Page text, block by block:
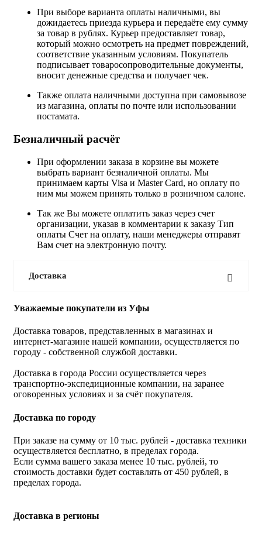
При выборе варианта оплаты наличными, вы
дожидаетесь приезда курьера и передаёте ему сумму
за товар в рублях. Курьер предоставляет товар,
который можно осмотреть на предмет повреждений,
соответствие указанным условиям. Покупатель
подписывает товаросопроводительные документы,
вносит денежные средства и получает чек.
Также оплата наличными доступна при самовывозе
из магазина, оплаты по почте или использовании
постамата.
Безналичный расчёт
При оформлении заказа в корзине вы можете
выбрать вариант безналичной оплаты. Мы
принимаем карты Visa и Master Card, но оплату по
ним мы можем принять только в розничном салоне.
Так же Вы можете оплатить заказ через счет
организации, указав в комментарии к заказу Тип
оплаты Счет на оплату, наши менеджеры отправят
Вам счет на электронную почту.
Доставка
Уважаемые покупатели из Уфы
Доставка товаров, представленных в магазинах и
интернет-магазине нашей компании, осуществляется по
городу - собственной службой доставки.
Доставка в города России осуществляется через
транспортно-экспедиционные компании, на заранее
оговоренных условиях и за счёт покупателя.
Доставка по городу
При заказе на сумму от 10 тыс. рублей - доставка техники
осуществляется бесплатно, в пределах города.
Если сумма вашего заказа менее 10 тыс. рублей, то
стоимость доставки будет составлять от 450 рублей, в
пределах города.
Доставка в регионы